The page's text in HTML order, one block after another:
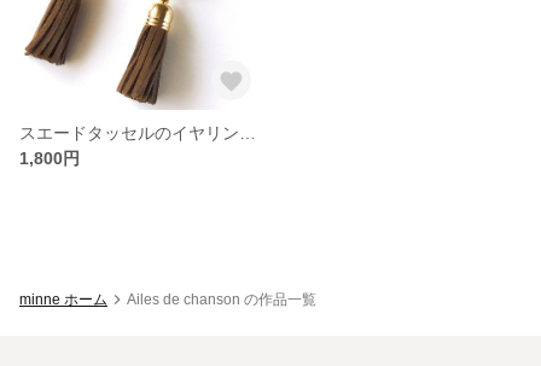
1,800円
minne ホーム Ailes de chanson の作品一覧